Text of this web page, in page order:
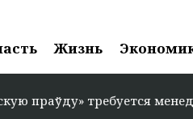
Жизнь
менеджер по